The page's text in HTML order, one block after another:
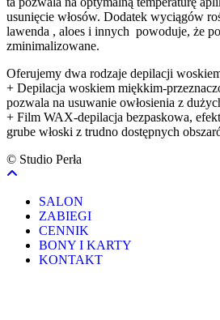
usunięcie włosów. Dodatek wyciągów
lawenda , aloes i innych powoduje, że
zminimalizowane.
Oferujemy dwa rodzaje depilacji
+ Depilacja woskiem miękkim-
pozwala na usuwanie owłosienia z
+ Film WAX-depilacja bezpaskowa,
grube włoski z trudno dostępnych
© Studio Perła
SALON
ZABIEGI
CENNIK
BONY I KARTY
KONTAKT